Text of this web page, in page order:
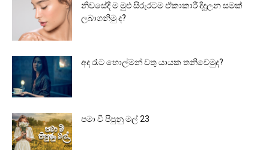
නිවසේදී ම මුළු සිරුරටම ඒකාකාරී දිදුලන සමක්
ලබාගනිමු ද?
අද රෑට හොල්මන් වතු යායක තනිවෙමුද?
පමා වී පිපුනු මල් 23